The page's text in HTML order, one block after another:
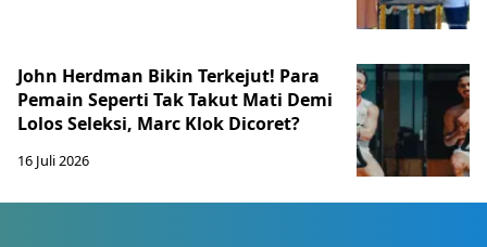
John Herdman Bikin Terkejut! Para
Pemain Seperti Tak Takut Mati Demi
Lolos Seleksi, Marc Klok Dicoret?
16 Juli 2026